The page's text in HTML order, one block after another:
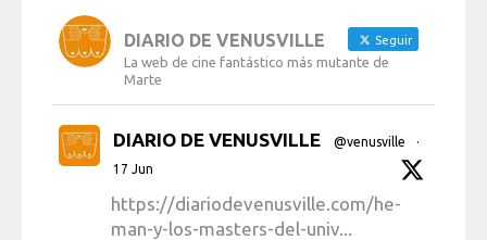
DIARIO DE VENUSVILLE Seguir
La web de cine fantástico más mutante de
Marte
DIARIO DE VENUSVILLE @venusville
·
17 Jun
https://diariodevenusville.com/he-
man-y-los-masters-del-univ...